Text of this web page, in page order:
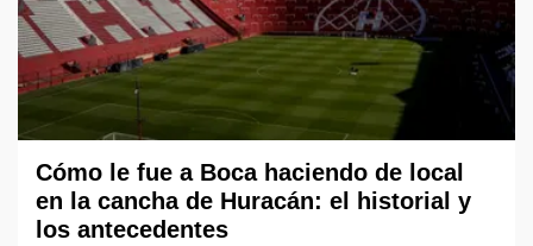
Cómo le fue a Boca haciendo de local
en la cancha de Huracán: el historial y
los antecedentes